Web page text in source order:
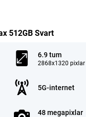
512GB Svart
6.9 tum
2868x1320 pixlar
5G-internet
48 megapixlar